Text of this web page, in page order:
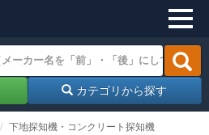
カテゴリから探す
下地探知機・コンクリート探知機